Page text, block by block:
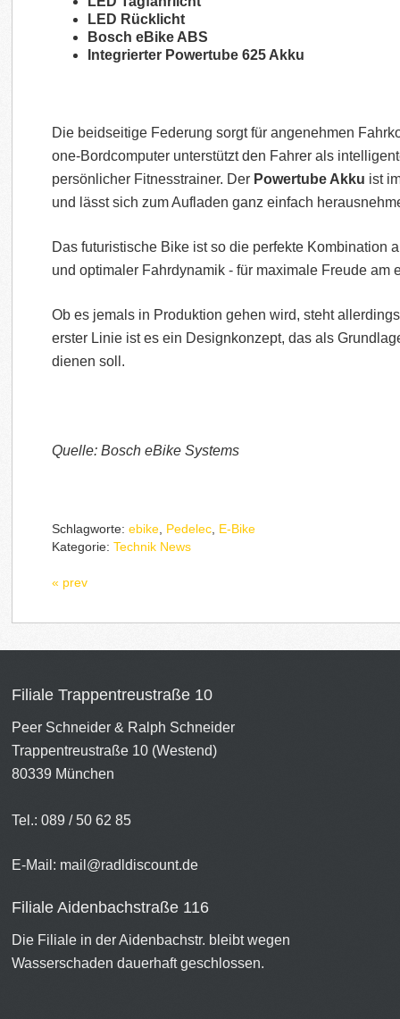
LED Rücklicht
Bosch eBike ABS
Integrierter Powertube 625 Akku
Die beidseitige Federung sorgt für angenehmen
one-Bordcomputer unterstützt den Fahrer als
persönlicher Fitnesstrainer. Der Powertube Akku ist
und lässt sich zum Aufladen ganz einfach
Das futuristische Bike ist so die perfekte Kombination
und optimaler Fahrdynamik - für maximale Freude am
Ob es jemals in Produktion gehen wird, steht
erster Linie ist es ein Designkonzept, das als
dienen soll.
Quelle: Bosch eBike Systems
Schlagworte:ebike Pedelec E-Bike
Kategorie:Technik News
« prev
Filiale Trappentreustraße 10
Peer Schneider & Ralph Schneider
Trappentreustraße 10 (Westend)
80339 München
Tel.: 089 / 50 62 85
E-Mail: mail@radldiscount.de
Filiale Aidenbachstraße 116
Die Filiale in der Aidenbachstr. bleibt wegen
Wasserschaden dauerhaft geschlossen.